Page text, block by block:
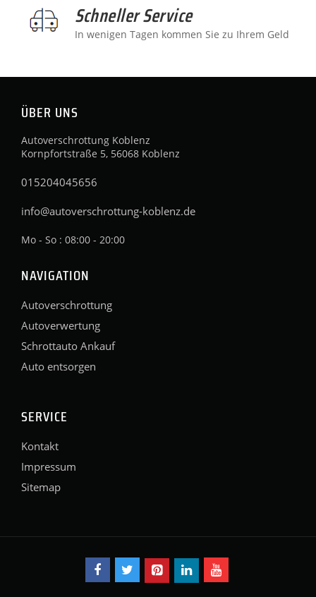
Schneller Service
In wenigen Tagen kommen Sie zu Ihrem Geld
ÜBER UNS
Autoverschrottung Koblenz
Kornpfortstraße 5, 56068 Koblenz
015204045656
info@autoverschrottung-koblenz.de
Mo - So : 08:00 - 20:00
NAVIGATION
Autoverschrottung
Autoverwertung
Schrottauto Ankauf
Auto entsorgen
SERVICE
Kontakt
Impressum
Sitemap